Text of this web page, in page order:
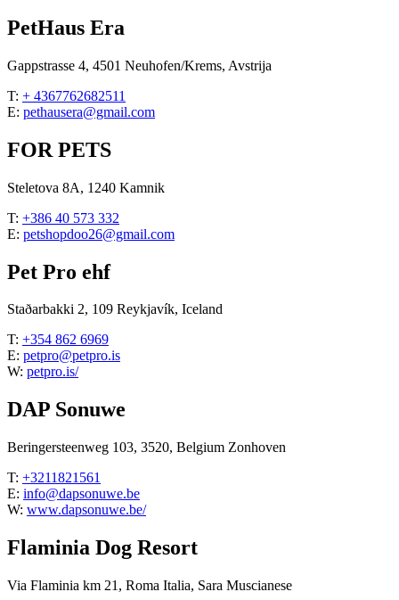
PetHaus Era
Gappstrasse 4, 4501 Neuhofen/Krems, Avstrija
T: + 4367762682511
E: pethausera@gmail.com
FOR PETS
Steletova 8A, 1240 Kamnik
T: +386 40 573 332
E: petshopdoo26@gmail.com
Pet Pro ehf
Staðarbakki 2, 109 Reykjavík, Iceland
T: +354 862 6969
E: petpro@petpro.is
W: petpro.is/
DAP Sonuwe
Beringersteenweg 103, 3520, Belgium Zonhoven
T: +3211821561
E: info@dapsonuwe.be
W: www.dapsonuwe.be/
Flaminia Dog Resort
Via Flaminia km 21, Roma Italia, Sara Muscianese